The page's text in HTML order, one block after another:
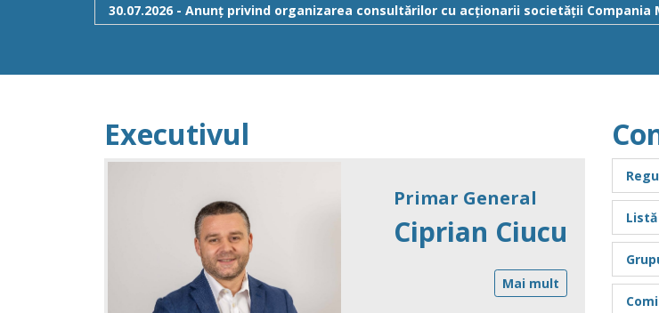
30.07.2026 - Anunț privind organizarea consultărilor cu acționarii societății
Executivul
Primar General
Ciprian Ciucu
Mai mult